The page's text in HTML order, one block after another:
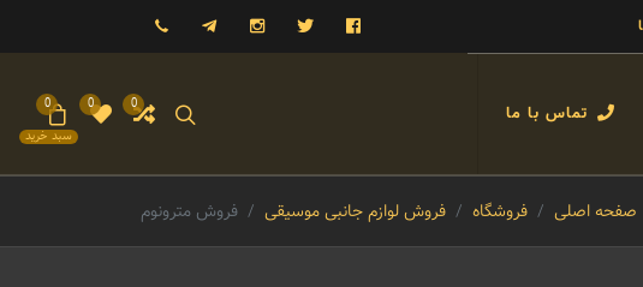
فیسبوک توییتر اینستاگرام تلگرام
0
0
سبد خرید
0 تماس با ما
صفحه اصلی فروشگاه فروش لوازم جانبی موسیقی فروش مترونوم